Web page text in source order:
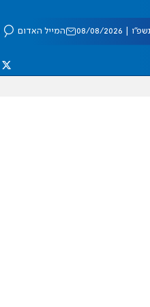
08/2026 המייל האדום